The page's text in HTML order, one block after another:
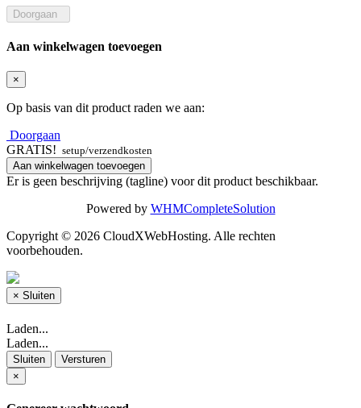
Aan winkelwagen toevoegen
×
Op basis van dit product raden we aan:
Doorgaan
GRATIS! setup/verzendkosten
Aan winkelwagen toevoegen
Er is geen beschrijving (tagline) voor dit product beschikbaar.
Powered by WHMCompleteSolution
Copyright © 2026 CloudXWebHosting. Alle rechten
voorbehouden.
× Sluiten
Laden...
Laden...
Sluiten
Versturen
×